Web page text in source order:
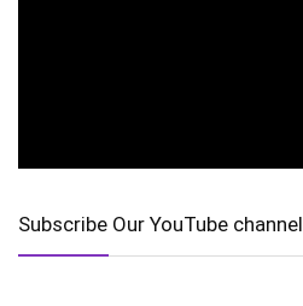
Subscribe Our YouTube channel